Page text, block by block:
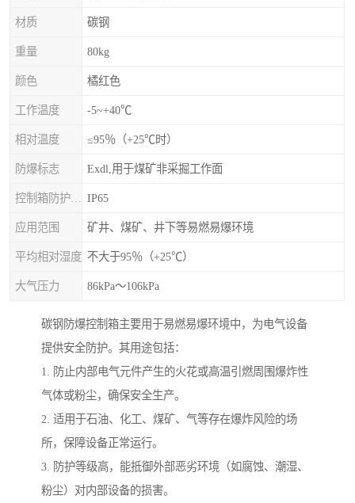
材质 碳钢
重量 80kg
颜色 橘红色
工作温度 -5~+40℃
相对温度 ≤95％（+25℃时）
防爆标志 Exdl,用于煤矿非采掘工作面
IP65
应用范围 矿井、煤矿、井下等易燃易爆环境
平均相对湿度 不大于95％（+25℃）
大气压力 86kPa～106kPa
碳钢防爆控制箱主要用于易燃易爆环境中，为电气设备
提供安全防护。其用途包括：
1. 防止内部电气元件产生的火花或高温引燃周围爆炸性
气体或粉尘，确保安全生产。
2. 适用于石油、化工、煤矿、气等存在爆炸风险的场
所，保障设备正常运行。
3. 防护等级高，能抵御外部恶劣环境（如腐蚀、潮湿、
粉尘）对内部设备的损害。